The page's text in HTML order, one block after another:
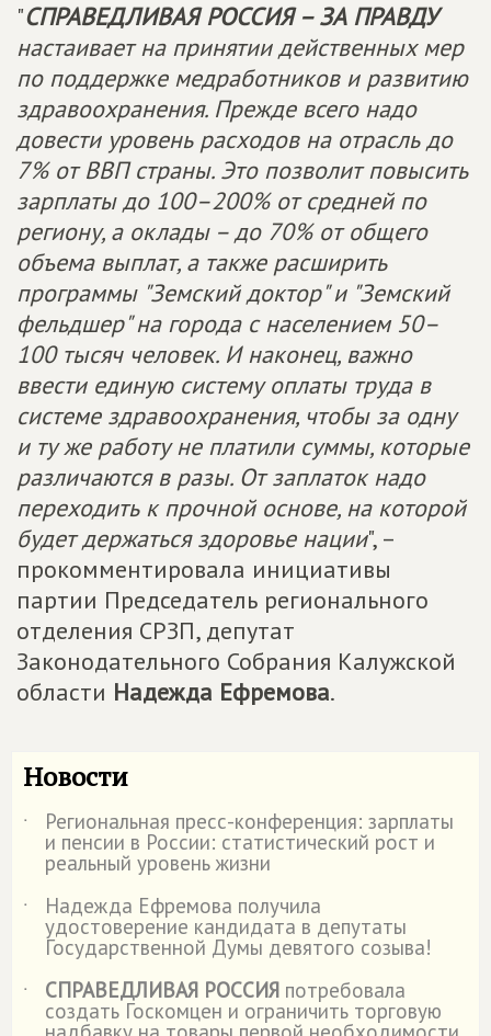
"СПРАВЕДЛИВАЯ РОССИЯ – ЗА ПРАВДУ
настаивает на принятии действенных мер
по поддержке медработников и развитию
здравоохранения. Прежде всего надо
довести уровень расходов на отрасль до
7% от ВВП страны. Это позволит повысить
зарплаты до 100–200% от средней по
региону, а оклады – до 70% от общего
объема выплат, а также расширить
программы "Земский доктор" и "Земский
фельдшер" на города с населением 50–
100 тысяч человек. И наконец, важно
ввести единую систему оплаты труда в
системе здравоохранения, чтобы за одну
и ту же работу не платили суммы, которые
различаются в разы. От заплаток надо
переходить к прочной основе, на которой
будет держаться здоровье нации", –
прокомментировала инициативы
партии Председатель регионального
отделения СРЗП, депутат
Законодательного Собрания Калужской
области Надежда Ефремова.
Новости
˙ Региональная пресс-конференция: зарплаты
и пенсии в России: статистический рост и
реальный уровень жизни
˙
Надежда Ефремова получила
удостоверение кандидата в депутаты
Государственной Думы девятого созыва!
˙
СПРАВЕДЛИВАЯ РОССИЯ потребовала
создать Госкомцен и ограничить торговую